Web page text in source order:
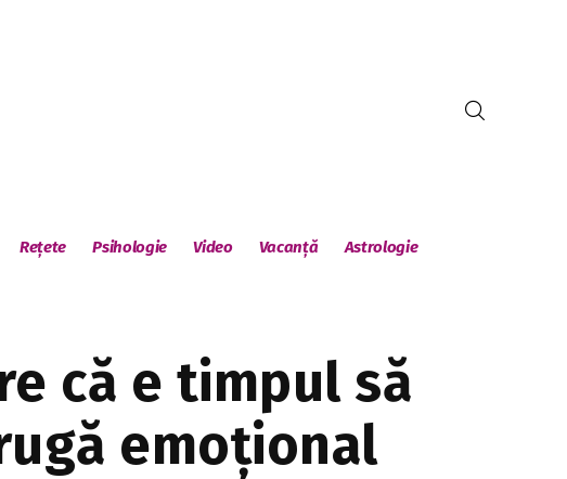
Rețete Psihologie Video Vacanță Astrologie
că e timpul să
emoțional